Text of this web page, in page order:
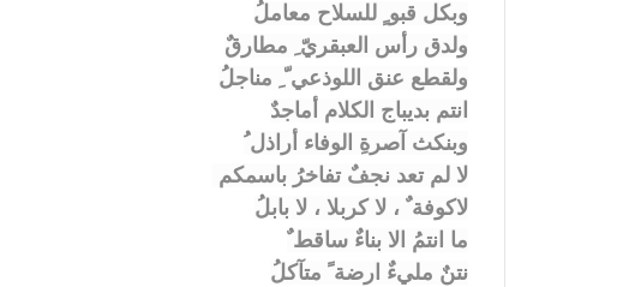
وبكل قبو ٍ للسلاح معاملُ
ولدق رأس العبقريّ ِ مطارقٌ
ولقطع عنق اللوذعي ّ ِ مناجلُ
انتم بديباج الكلام أماجدٌ
وبنكث آصرةِ الوفاء أراذل ُ
لا لم تعد نجفٌ تفاخرُ باسمكم
لاكوفة ٌ ، لا كربلا ، لا بابلُ
ما انتمُ الا بناءٌ ساقط ٌ
نتنٌ مليءٌ ارضة ً متآكلُ